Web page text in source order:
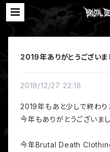
2019年ありがとうございま
2019/12/27 22:18
2019年もあと少しで終わりま
今年もありがとうございまし
今年Brutal Death Clothing